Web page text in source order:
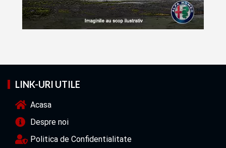
LINK-URI UTILE
Acasa
Despre noi
Politica de Confidentialitate